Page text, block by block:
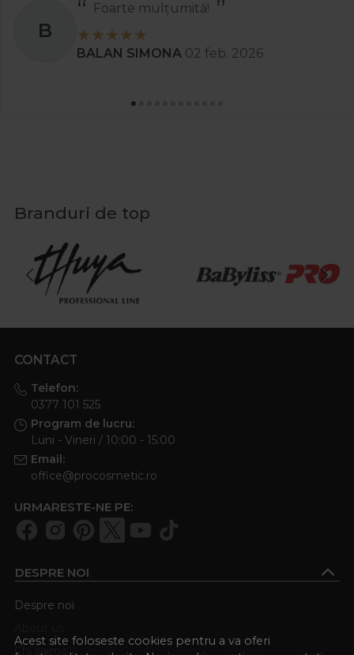
Acest site foloseste cookies pentru a va oferi
B
Foarte mulțumită!
BALAN SIMONA 02 feb. 2026
Branduri de top
CONTACT
Telefon:
0377 101 525
Program de lucru:
Luni - Vineri / 10:00 - 15:00
Email:
office@procosmetic.ro
URMARESTE-NE PE:
DESPRE NOI
Despre noi
Chi siamo